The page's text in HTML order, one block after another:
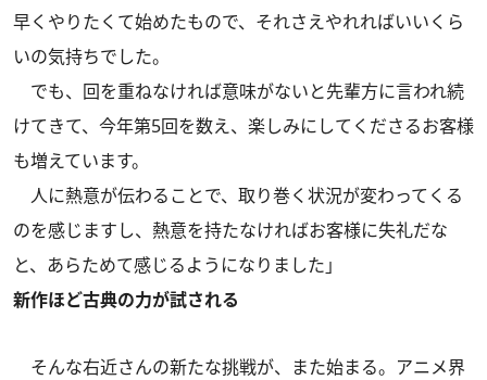
早くやりたくて始めたもので、それさえやれればいいくら
いの気持ちでした。
でも、回を重ねなければ意味がないと先輩方に言われ続
けてきて、今年第5回を数え、楽しみにしてくださるお客様
も増えています。
人に熱意が伝わることで、取り巻く状況が変わってくる
のを感じますし、熱意を持たなければお客様に失礼だな
と、あらためて感じるようになりました」
新作ほど古典の力が試される
そんな右近さんの新たな挑戦が、また始まる。アニメ界